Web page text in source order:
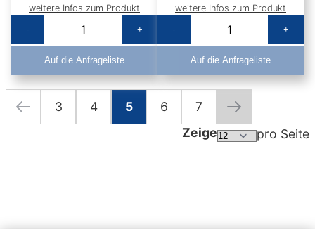
weitere Infos zum Produkt
-
+
Auf die Anfrageliste
weitere Infos zum Produkt
-
+
Auf die Anfrageliste
SeiteSeite
ZurückSeite
3 Seite
4 Sie lesen gerade die Seite
5 Seite
6 Seite
7 Seite
Weiter
Zeige
pro Seite